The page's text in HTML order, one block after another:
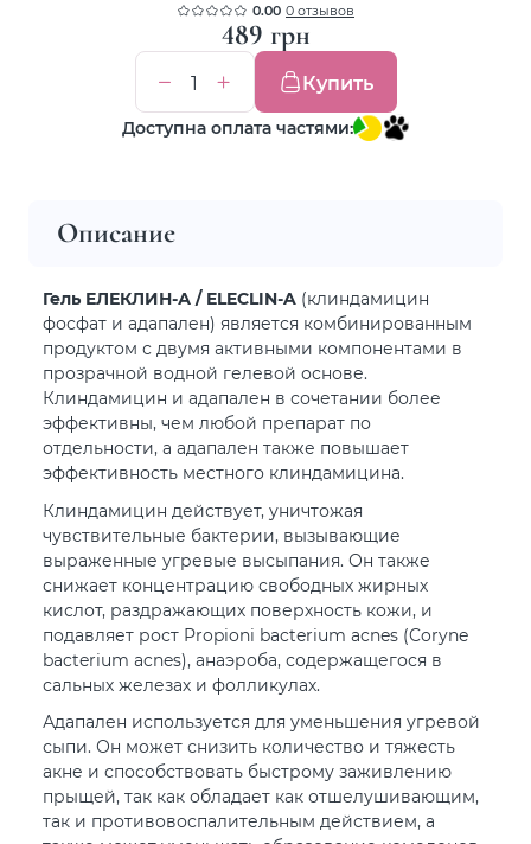
0.00 0 отзывов
489 грн
Купить
Доступна оплата частями:
Описание
Гель ЕЛЕКЛИН-А / ELECLIN-A (клиндамицин
фосфат и адапален) является комбинированным
продуктом с двумя активными компонентами в
прозрачной водной гелевой основе.
Клиндамицин и адапален в сочетании более
эффективны, чем любой препарат по
отдельности, а адапален также повышает
эффективность местного клиндамицина.
Клиндамицин действует, уничтожая
чувствительные бактерии, вызывающие
выраженные угревые высыпания. Он также
снижает концентрацию свободных жирных
кислот, раздражающих поверхность кожи, и
подавляет рост Propioni bacterium acnes (Coryne
bacterium acnes), анаэроба, содержащегося в
сальных железах и фолликулах.
Адапален используется для уменьшения угревой
сыпи. Он может снизить количество и тяжесть
акне и способствовать быстрому заживлению
прыщей, так как обладает как отшелушивающим,
так и противовоспалительным действием, а